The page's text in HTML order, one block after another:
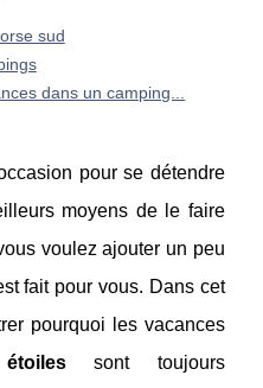
sud
dans un camping...
pour se détendre
moyens de le faire
voulez ajouter un peu
fait pour vous. Dans cet
pourquoi les vacances
sont toujours